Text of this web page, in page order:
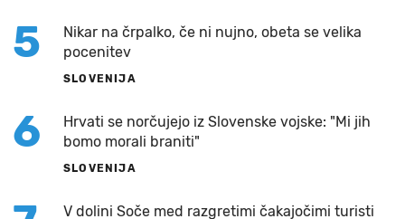
5
Nikar na črpalko, če ni nujno, obeta se velika
pocenitev
SLOVENIJA
6
Hrvati se norčujejo iz Slovenske vojske: "Mi jih
bomo morali braniti"
SLOVENIJA
V dolini Soče med razgretimi čakajočimi turisti